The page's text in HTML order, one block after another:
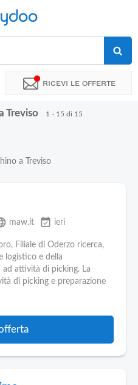
Ricevi le offerte
Treviso 1 - 15 di 15
a Treviso
maw.it event_available ieri
Filiale di Oderzo ricerca,
logistico e della
ad attività di picking. La
di picking e preparazione